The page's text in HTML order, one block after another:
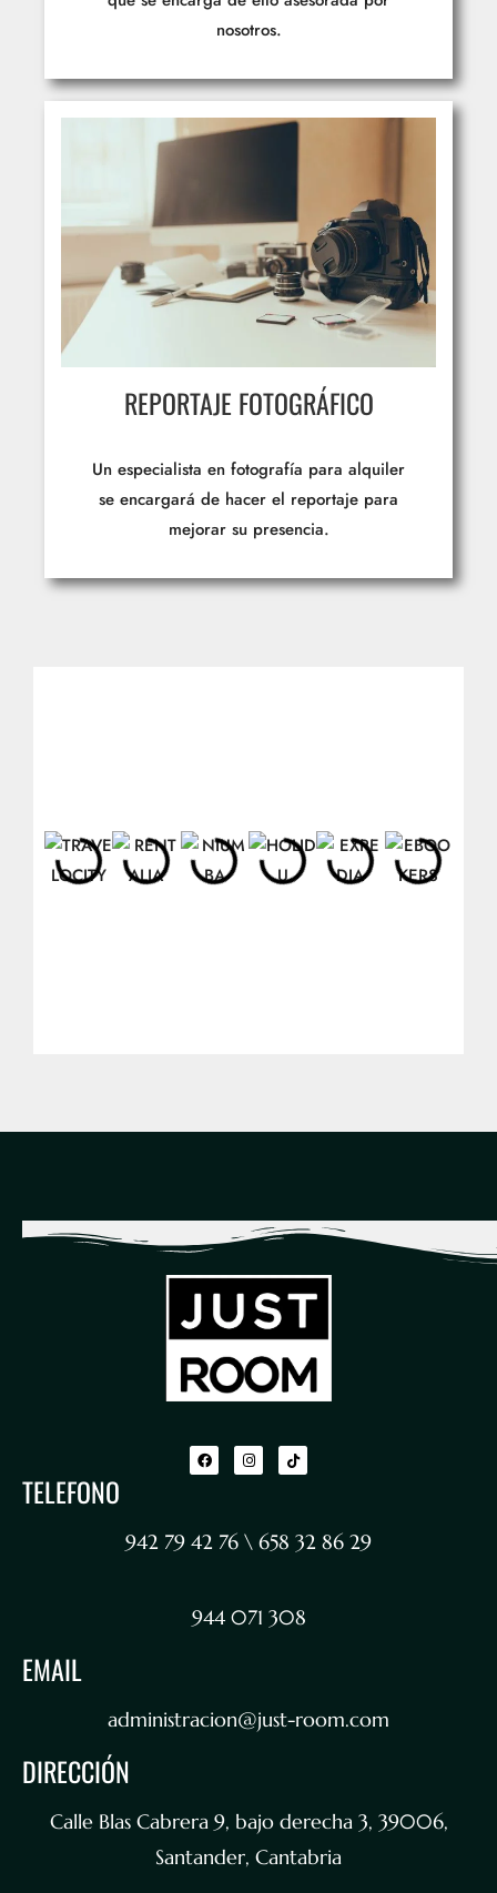
nosotros.
REPORTAJE FOTOGRÁFICO
Un especialista en fotografía para alquiler
se encargará de hacer el reportaje para
mejorar su presencia.
TELEFONO
942 79 42 76 \ 658 32 86 29
944 071 308
EMAIL
administracion@just-room.com
DIRECCIÓN
Calle Blas Cabrera 9, bajo derecha 3, 39006,
Santander, Cantabria